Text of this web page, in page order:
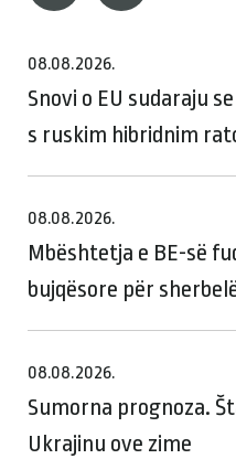
08.08.2026.
Snovi o EU sudaraju se
s ruskim hibridnim
08.08.2026.
Mbështetja e BE-së
bujqësore për
08.08.2026.
Sumorna prognoza.
Ukrajinu ove zime